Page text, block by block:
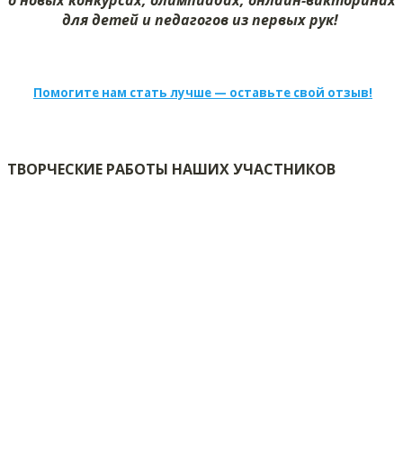
для детей и педагогов из первых рук!
Помогите нам стать лучше — оставьте свой отзыв!
ТВОРЧЕСКИЕ РАБОТЫ НАШИХ УЧАСТНИКОВ